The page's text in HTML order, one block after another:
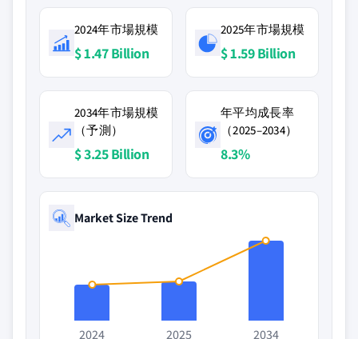
2024年市場規模
$ 1.47 Billion
2025年市場規模
$ 1.59 Billion
2034年市場規模
（予測）
$ 3.25 Billion
年平均成長率
（2025–2034）
8.3%
Market Size Trend
2024
2025
2034